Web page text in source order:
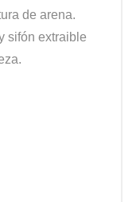
de arena.
sifón extraible